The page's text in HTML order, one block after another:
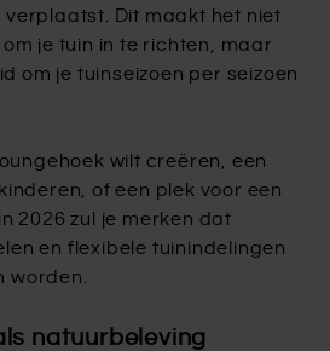
Dit maakt het niet
je tuin in te richten, maar
om je tuinseizoen per seizoen
wilt creëren, een
of een plek voor een
2026 zul je merken dat
en flexibele tuinindelingen
worden.
natuurbeleving